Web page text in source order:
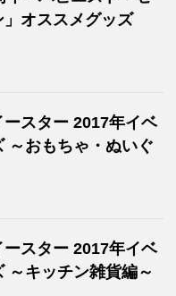
オススメグッズ
スター 2017年イベ
～おもちゃ・ぬいぐ
スター 2017年イベ
～キッチン雑貨編～